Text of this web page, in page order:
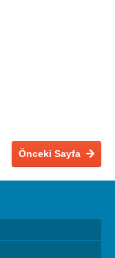
Önceki Sayfa